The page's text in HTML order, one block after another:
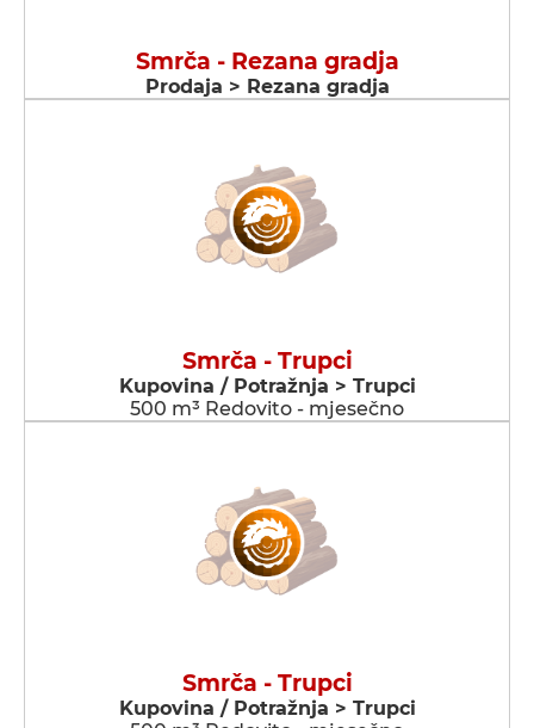
Smrča - Rezana gradja
Prodaja > Rezana gradja
Smrča - Trupci
Kupovina / Potražnja > Trupci
500 m³ Redovito - mjesečno
Smrča - Trupci
Kupovina / Potražnja > Trupci